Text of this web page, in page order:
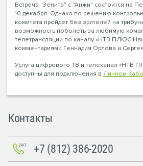
Встреча "Зенита" с "Анжи" состоится на
10 декабря. Однако по решению
комитета пройдет без зрителей на
возможность поболеть за любимую
телетрансляции по каналу «НТВ ПЛЮС
комментариями Геннадия Орлова и
Услуга цифрового ТВ и телеканал «НТВ
доступны для подключения в Личном
Контакты
+7 (812) 386-2020